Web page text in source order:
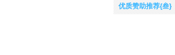
优质赞助推荐{叁}